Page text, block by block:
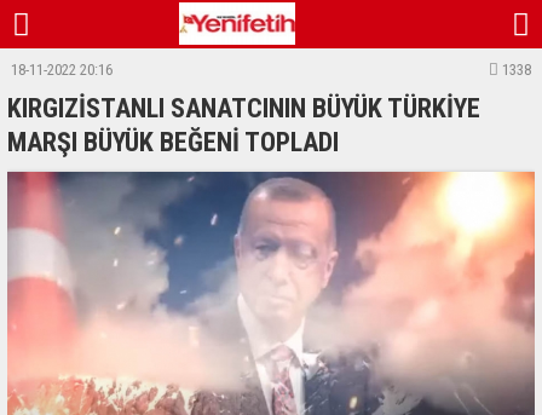
18-11-2022 20:16 1338
KIRGIZİSTANLI SANATCININ BÜYÜK TÜRKİYE
MARŞI BÜYÜK BEĞENİ TOPLADI